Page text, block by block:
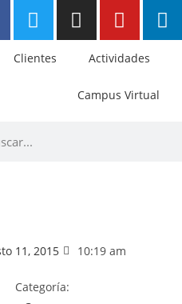
Clientes Actividades
Campus Virtual
11, 2015 10:19 am
Categoría: